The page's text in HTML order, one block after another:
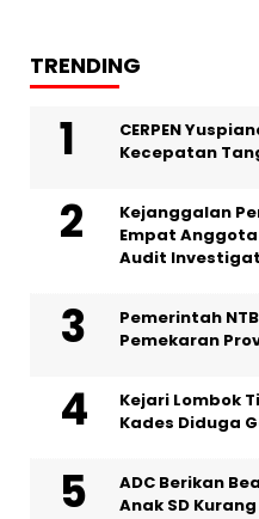
TRENDING
CERPEN
Kecepatan
Kejanggalan
Empat Anggota
Audit
Pemerintah
Pemekaran
Kejari Lombok
Kades Diduga
ADC Berikan
Anak SD